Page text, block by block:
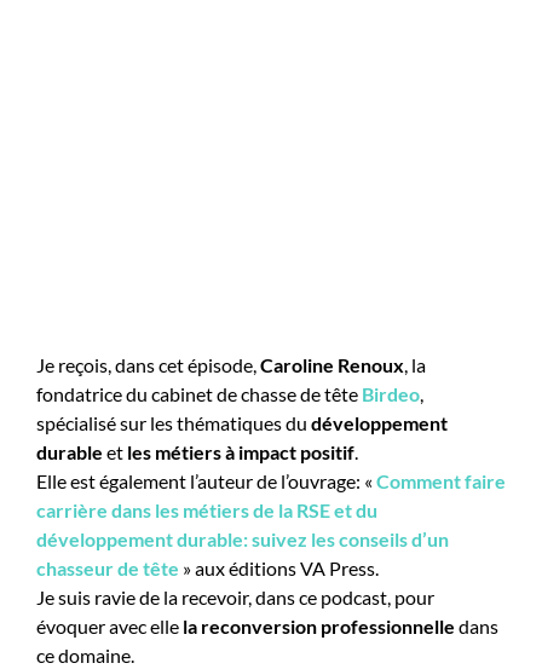
Je reçois, dans cet épisode,Caroline Renoux, la
fondatrice du cabinet de chasse de tête Birdeo,
spécialisé sur les thématiques du développement
durable et les métiers à impact positif.
Elle est également l’auteur de l’ouvrage: « Comment faire
carrière dans les métiers de la RSE et du
développement durable: suivez les conseils d’un
chasseur de tête » aux éditions VA Press.
Je suis ravie de la recevoir, dans ce podcast, pour
évoquer avec elle la reconversion professionnelle dans
ce domaine.